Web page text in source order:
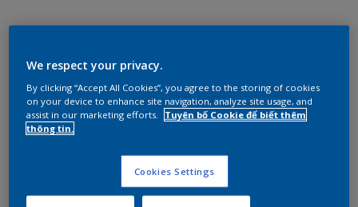
We respect your privacy.
By clicking “Accept All Cookies”, you agree to the storing of cookies
on your device to enhance site navigation, analyze site usage, and
assist in our marketing efforts.
Tuyên bố Cookie để biết thêm
thông tin.
Cookies Settings